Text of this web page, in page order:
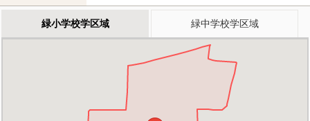
緑小学校学区域 緑中学校学区域